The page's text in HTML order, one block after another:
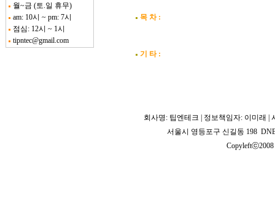
월~금 (토.일 휴무)
am: 10시 ~ pm: 7시
점심: 12시 ~ 1시
tipntec@gmail.com
목 차 :
기 타 :
회사명: 팁엔테크 | 정보책임자: 이미래 |
서울시 영등포구 신길동 198
Copyleftⓒ2008